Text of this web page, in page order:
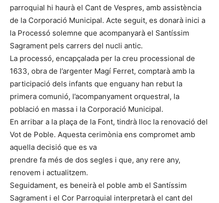
parroquial hi haurà el Cant de Vespres, amb assistència
de la Corporació Municipal. Acte seguit, es donarà inici a
la Processó solemne que acompanyarà el Santíssim
Sagrament pels carrers del nucli antic.
La processó, encapçalada per la creu processional de
1633, obra de l’argenter Magí Ferret, comptarà amb la
participació dels infants que enguany han rebut la
primera comunió, l’acompanyament orquestral, la
població en massa i la Corporació Municipal.
En arribar a la plaça de la Font, tindrà lloc la renovació del
Vot de Poble. Aquesta cerimònia ens compromet amb
aquella decisió que es va
prendre fa més de dos segles i que, any rere any,
renovem i actualitzem.
Seguidament, es beneirà el poble amb el Santíssim
Sagrament i el Cor Parroquial interpretarà el cant del